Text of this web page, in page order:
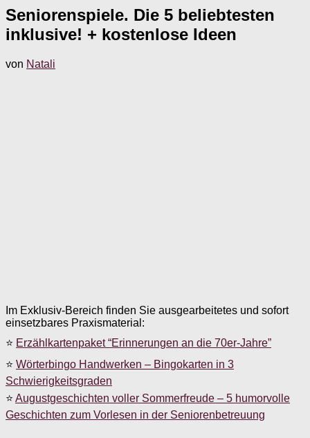
Seniorenspiele. Die 5 beliebtesten
inklusive! + kostenlose Ideen
von Natali
Im Exklusiv-Bereich finden Sie ausgearbeitetes und sofort
einsetzbares Praxismaterial:
⭐ Erzählkartenpaket “Erinnerungen an die 70er-Jahre”
⭐ Wörterbingo Handwerken – Bingokarten in 3
Schwierigkeitsgraden
⭐ Augustgeschichten voller Sommerfreude – 5 humorvolle
Geschichten zum Vorlesen in der Seniorenbetreuung